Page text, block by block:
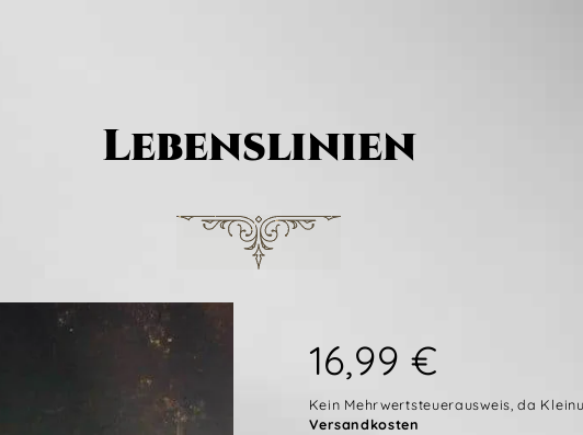
Lebenslinien
16,99 €
Kein Mehrwertsteuerausweis, da
Versandkosten